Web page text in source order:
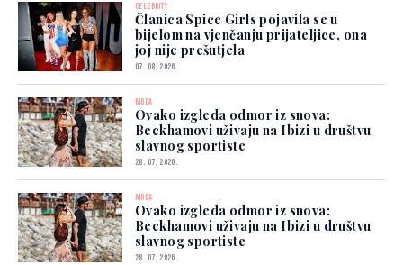
CELEBRITY
Članica Spice Girls pojavila se u
bijelom na vjenčanju prijateljice, ona
joj nije prešutjela
07. 08. 2026.
MODA
Ovako izgleda odmor iz snova:
Beckhamovi uživaju na Ibizi u društvu
slavnog sportiste
28. 07. 2026.
MODA
Ovako izgleda odmor iz snova:
Beckhamovi uživaju na Ibizi u društvu
slavnog sportiste
28. 07. 2026.